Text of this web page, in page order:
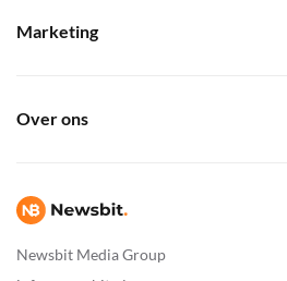
Newsbit Media Group
Marketing
Over ons